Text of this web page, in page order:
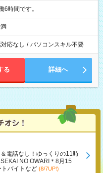
実働6時間です。
応なし / パソコンスキル不要
る 詳細へ
電話なし！ゆっくりの11時
NO OWARI＊8月15
バイトなど (8/7UP!)